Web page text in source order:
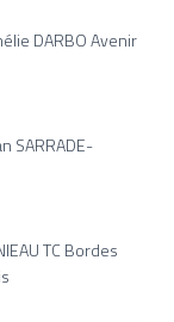
DARBO Avenir
SARRADE-
TC Bordes